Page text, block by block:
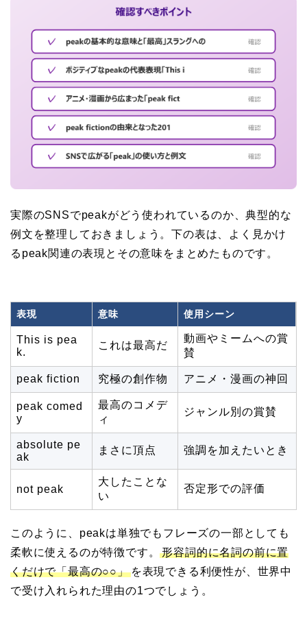
実際のSNSでpeakがどう使われているのか、典型的な
例文を整理しておきましょう。下の表は、よく見かけ
るpeak関連の表現とその意味をまとめたものです。
表現 意味 使用シーン
This is pea
k.
これは最高だ
動画やミームへの賞
賛
peak fiction 究極の創作物 アニメ・漫画の神回
peak comed
y
最高のコメデ
ィ
ジャンル別の賞賛
absolute pe
ak
まさに頂点 強調を加えたいとき
not peak
大したことな
い
否定形での評価
このように、peakは単独でもフレーズの一部としても
柔軟に使えるのが特徴です。形容詞的に名詞の前に置
くだけで「最高の○○」を表現できる利便性が、世界中
で受け入れられた理由の1つでしょう。